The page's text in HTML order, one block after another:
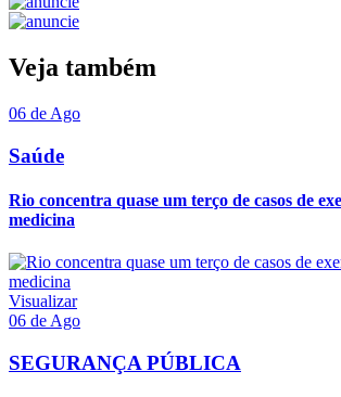
Veja também
06 de Ago
Saúde
Rio concentra quase um terço de casos de
medicina
Visualizar
06 de Ago
SEGURANÇA PÚBLICA